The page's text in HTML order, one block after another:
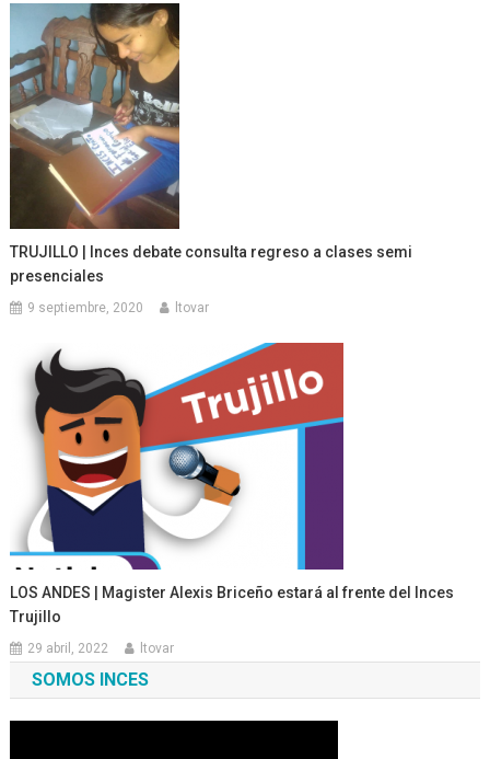
TRUJILLO | Inces debate consulta regreso a clases semi
presenciales
9 septiembre, 2020 ltovar
LOS ANDES | Magister Alexis Briceño estará al frente del Inces
Trujillo
29 abril, 2022 ltovar
SOMOS INCES